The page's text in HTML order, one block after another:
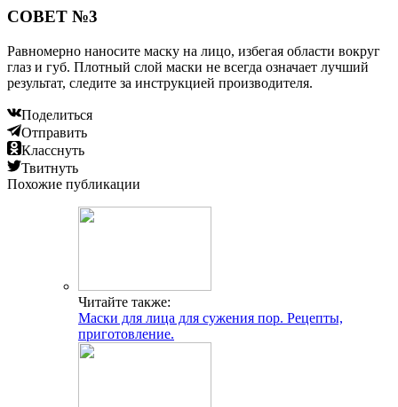
СОВЕТ №3
Равномерно наносите маску на лицо, избегая области вокруг
глаз и губ. Плотный слой маски не всегда означает лучший
результат, следите за инструкцией производителя.
Поделиться
Отправить
Класснуть
Твитнуть
Похожие публикации
Читайте также:
Маски для лица для сужения пор. Рецепты,
приготовление.